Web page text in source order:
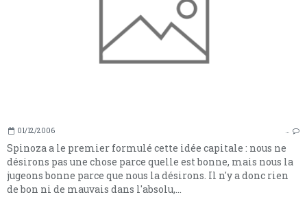
01/12/2006 …
Spinoza a le premier formulé cette idée capitale : nous ne
désirons pas une chose parce quelle est bonne, mais nous la
jugeons bonne parce que nous la désirons. Il n'y a donc rien
de bon ni de mauvais dans l'absolu,...